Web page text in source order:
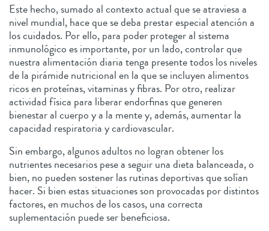
Este hecho, sumado al contexto actual que se atraviesa a
nivel mundial, hace que se deba prestar especial atención a
los cuidados. Por ello, para poder proteger al sistema
inmunológico es importante, por un lado, controlar que
nuestra alimentación diaria tenga presente todos los niveles
de la pirámide nutricional en la que se incluyen alimentos
ricos en proteínas, vitaminas y fibras. Por otro, realizar
actividad física para liberar endorfinas que generen
bienestar al cuerpo y a la mente y, además, aumentar la
capacidad respiratoria y cardiovascular.
Sin embargo, algunos adultos no logran obtener los
nutrientes necesarios pese a seguir una dieta balanceada, o
bien, no pueden sostener las rutinas deportivas que solían
hacer. Si bien estas situaciones son provocadas por distintos
factores, en muchos de los casos, una correcta
suplementación puede ser beneficiosa.